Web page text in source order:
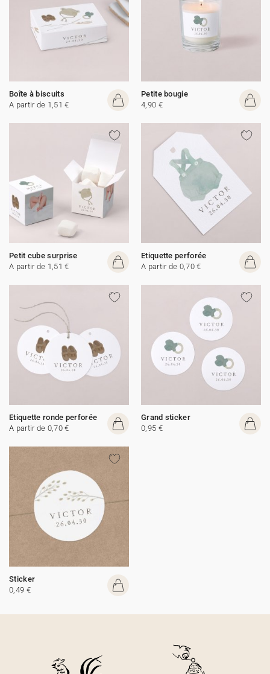
Boîte à biscuits
A partir de 1,51 €
Petite bougie
4,90 €
Petit cube surprise
A partir de 1,51 €
Etiquette perforée
A partir de 0,70 €
Etiquette ronde perforée
A partir de 0,70 €
Grand sticker
0,95 €
Sticker
0,49 €